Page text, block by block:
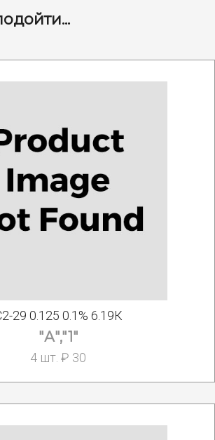
29 0.125 0.1% 6.19К
"А","1"
4 шт. ₽ 30